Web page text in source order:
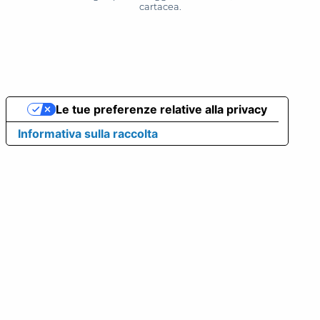
cartacea.
Informativa sulla raccolta
Le tue preferenze relative alla privacy